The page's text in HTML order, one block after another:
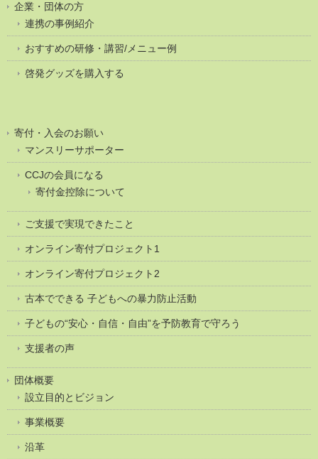
企業・団体の方
連携の事例紹介
おすすめの研修・講習/メニュー例
啓発グッズを購入する
寄付・入会のお願い
マンスリーサポーター
CCJの会員になる
寄付金控除について
ご支援で実現できたこと
オンライン寄付プロジェクト1
オンライン寄付プロジェクト2
古本でできる 子どもへの暴力防止活動
子どもの“安心・自信・自由”を予防教育で守ろう
支援者の声
団体概要
設立目的とビジョン
事業概要
沿革